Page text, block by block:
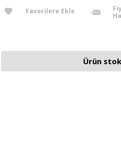
Favorilere Ekle
Ürün